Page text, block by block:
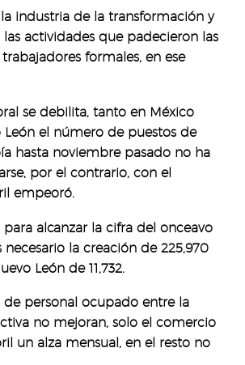
la industria de la transformación y
actividades que padecieron las
formales, en ese
se debilita, tanto en México
el número de puestos de
hasta noviembre pasado no ha
por el contrario, con el
empeoró.
alcanzar la cifra del onceavo
necesario la creación de 225,970
León de 11,732.
de personal ocupado entre la
no mejoran, solo el comercio
un alza mensual, en el resto no